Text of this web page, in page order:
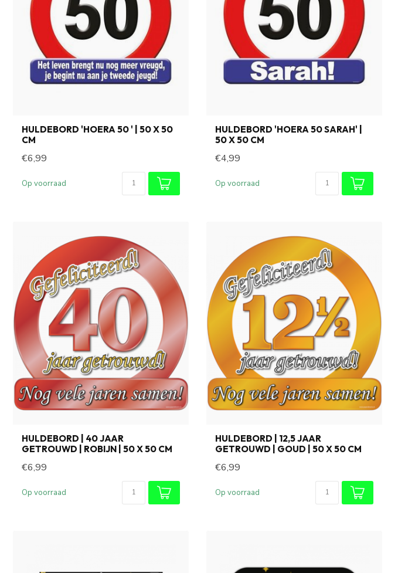
HULDEBORD 'HOERA 50 ' | 50 X 50
CM
€6,99
Op voorraad
HULDEBORD 'HOERA 50 SARAH' |
50 X 50 CM
€4,99
Op voorraad
HULDEBORD | 40 JAAR
GETROUWD | ROBIJN | 50 X 50 CM
€6,99
Op voorraad
HULDEBORD | 12,5 JAAR
GETROUWD | GOUD | 50 X 50 CM
€6,99
Op voorraad